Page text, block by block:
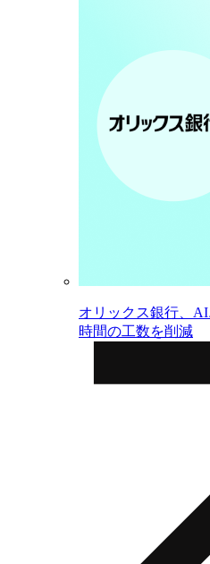
オリックス銀行、
時間の工数を削減